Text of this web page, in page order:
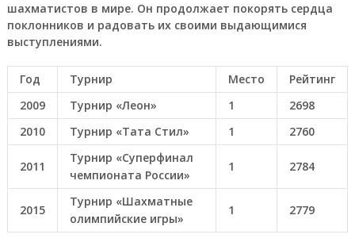
шахматистов в мире. Он продолжает покорять сердца
поклонников и радовать их своими выдающимися
выступлениями.
Год Турнир Место
Рейтинг
2009
Турнир «Леон» 1
2698
2010
Турнир «Тата Стил» 1 2760
2011
Турнир «Суперфинал
чемпионата России»
1 2784
2015
Турнир «Шахматные
олимпийские игры»
1 2779